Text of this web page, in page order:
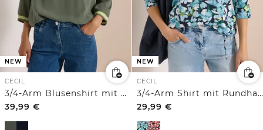
NEW
CECIL
3/4-Arm Blusenshirt mit Kontrastdetails
39,99 €
NEW
CECIL
3/4-Arm Shirt mit Rundhals und Print
29,99 €